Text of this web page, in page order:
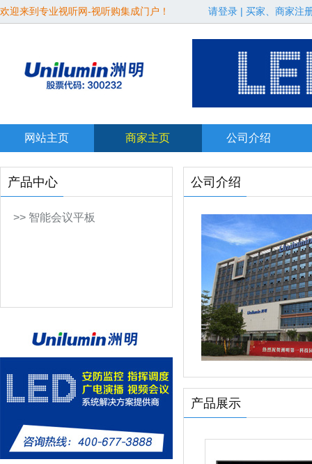
欢迎来到专业视听网-视听购集成门户！ 请登录 | 买家、商家注
网站主页 商家主页 公司介绍
产品中心
>> 智能会议平板
公司介绍
产品展示